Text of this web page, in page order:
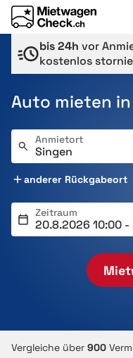
bis 24h vor
kostenlos
Auto mieten
Anmietort
anderer Rückgabeort
Zeitraum
Vergleiche über 900